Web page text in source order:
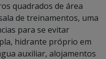
quadrados de área
de treinamentos, uma
para se evitar
hidrante próprio em
auxiliar, alojamentos